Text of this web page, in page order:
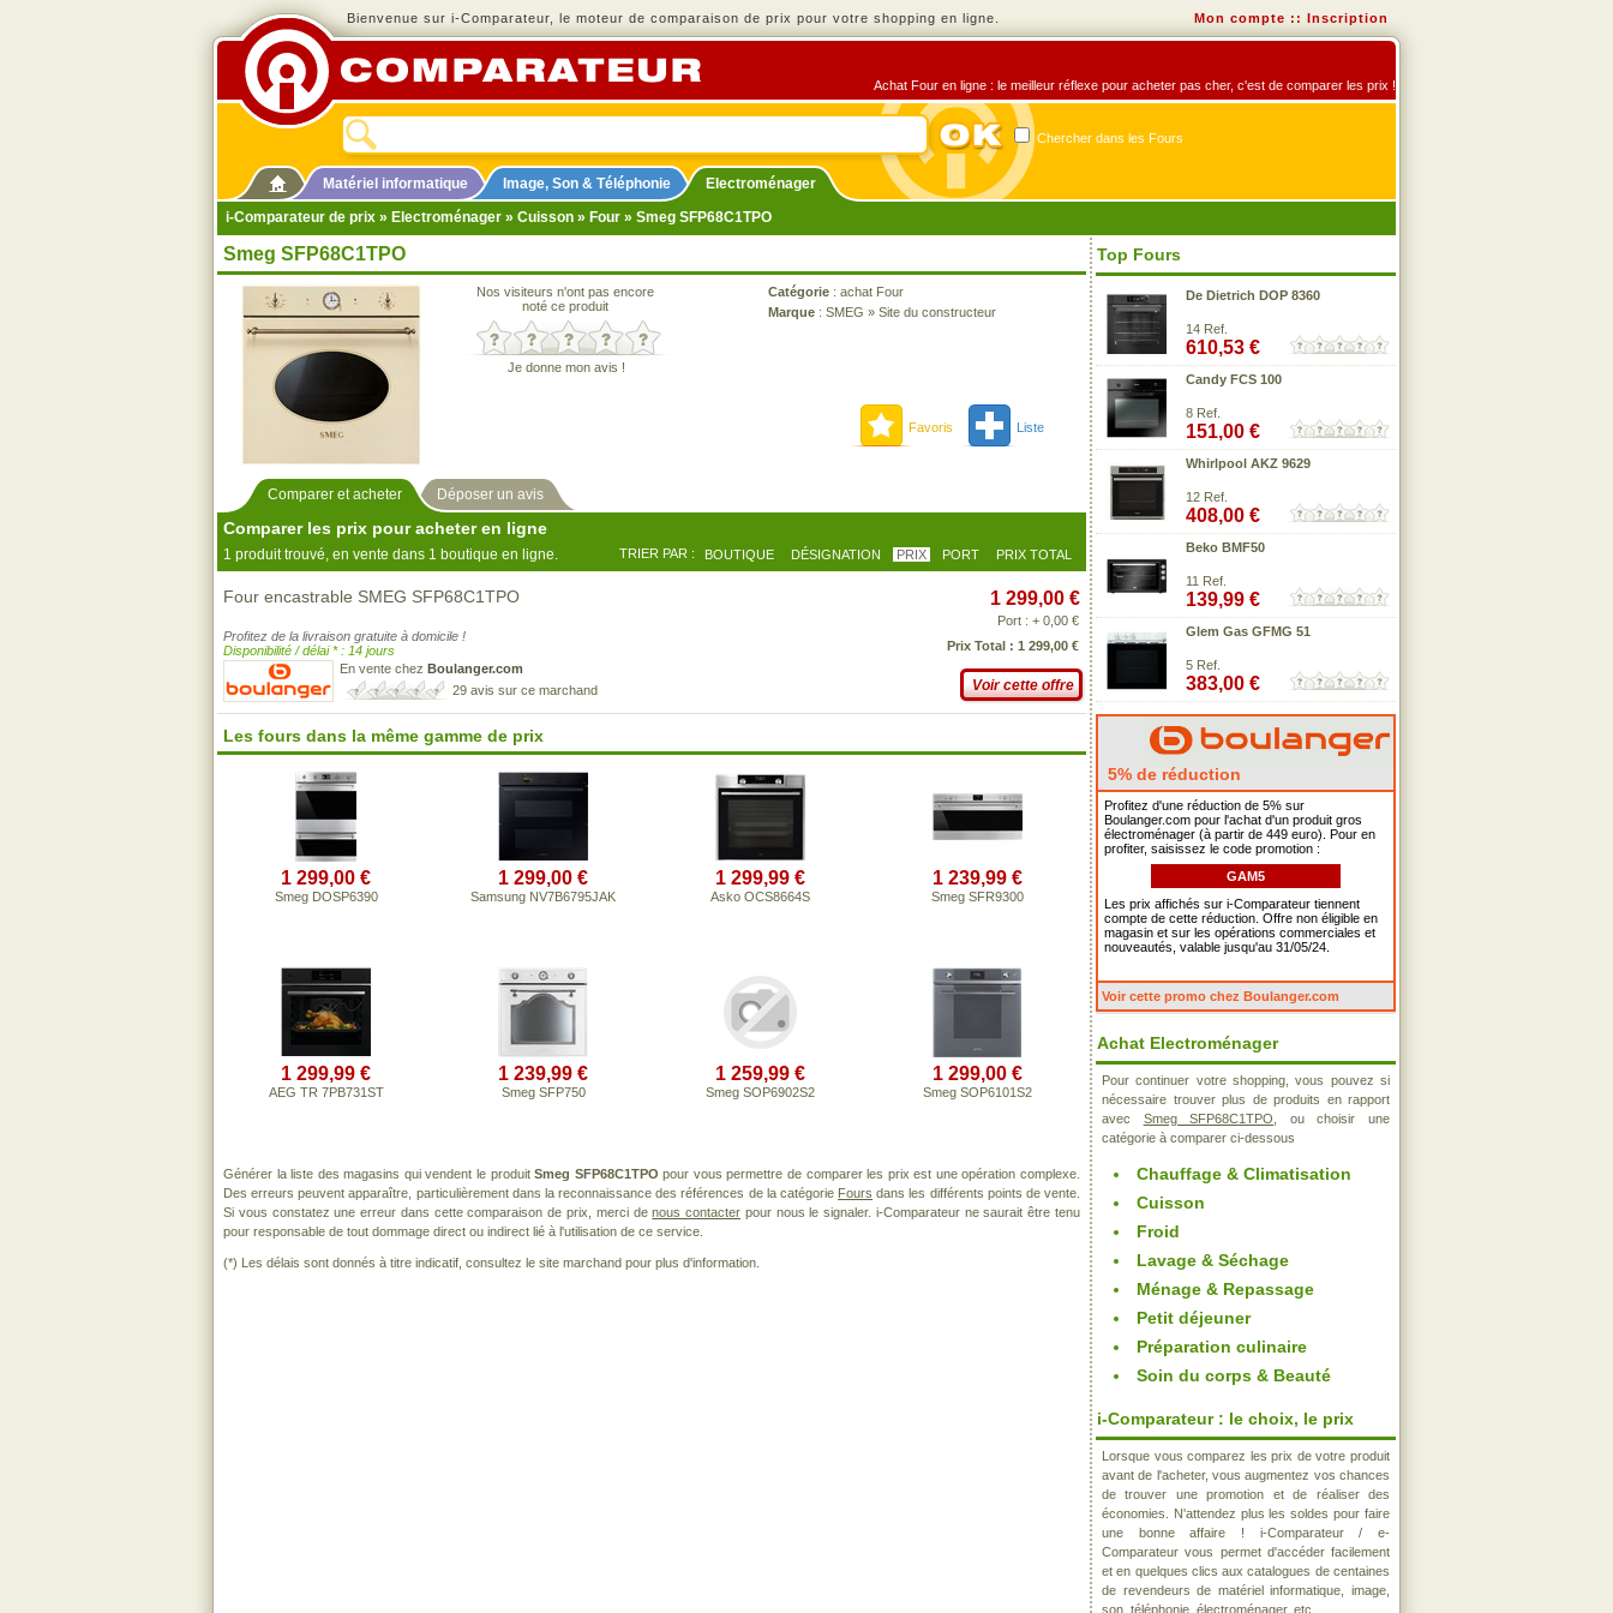
Bienvenue sur i-Comparateur, le moteur de comparaison de prix pour votre shopping en ligne. Mon compte :: Inscription
Achat Four en ligne : le meilleur réflexe pour acheter pas cher, c'est de comparer les prix !
Chercher dans les Fours
Matériel informatique Image, Son & Téléphonie
Electroménager
i-Comparateur de prix » Electroménager » Cuisson » Four » Smeg SFP68C1TPO
Smeg SFP68C1TPO
Nos visiteurs n'ont pas encore
noté ce produit
Je donne mon avis !
Catégorie : achat Four
Marque : SMEG » Site du constructeur
Favoris Liste
Comparer et acheter Déposer un avis
Comparer les prix pour acheter en ligne
1 produit trouvé, en vente dans 1 boutique en ligne. TRIER PAR : BOUTIQUE DÉSIGNATION PRIX PORT PRIX TOTAL
Four encastrable SMEG SFP68C1TPO
Profitez de la livraison gratuite à domicile !
Disponibilité / délai * : 14 jours
En vente chez Boulanger.com
29 avis sur ce marchand
1 299,00 €
Port : + 0,00 €
Prix Total : 1 299,00 €
Voir cette offre
Les fours dans la même gamme de prix
1 299,00 €
Smeg DOSP6390
1 299,00 €
Samsung NV7B6795JAK
1 299,99 €
Asko OCS8664S
1 239,99 €
Smeg SFR9300
1 299,99 €
AEG TR 7PB731ST
1 239,99 €
Smeg SFP750
1 259,99 €
Smeg SOP6902S2
1 299,00 €
Smeg SOP6101S2
Générer la liste des magasins qui vendent le produitSmeg SFP68C1TPO pour vous permettre de comparer les prix est une opération complexe.
Des erreurs peuvent apparaître, particulièrement dans la reconnaissance des références de la catégorie Fours dans les différents points de vente.
Si vous constatez une erreur dans cette comparaison de prix, merci denous contacter pour nous le signaler. i-Comparateur ne saurait être tenu
pour responsable de tout dommage direct ou indirect lié à l'utilisation de ce service.
(*) Les délais sont donnés à titre indicatif, consultez le site marchand pour plus d'information.
Top Fours
De Dietrich DOP 8360
14 Ref.
610,53 €
Candy FCS 100
8 Ref.
151,00 €
Whirlpool AKZ 9629
12 Ref.
408,00 €
Beko BMF50
11 Ref.
139,99 €
Glem Gas GFMG 51
5 Ref.
383,00 €
5% de réduction
Profitez d'une réduction de 5% sur
Boulanger.com pour l'achat d'un produit gros
électroménager (à partir de 449 euro). Pour en
profiter, saisissez le code promotion :
GAM5
Les prix affichés sur i-Comparateur tiennent
compte de cette réduction. Offre non éligible en
magasin et sur les opérations commerciales et
nouveautés, valable jusqu'au 31/05/24.
Voir cette promo chez Boulanger.com
Achat Electroménager
Pour continuer votre shopping, vous pouvez si
nécessaire trouver plus de produits en rapport
avec Smeg SFP68C1TPO
, ou choisir une
catégorie à comparer ci-dessous
Chauffage & Climatisation
Cuisson
Froid
Lavage & Séchage
Ménage & Repassage
Petit déjeuner
Préparation culinaire
Soin du corps & Beauté
i-Comparateur : le choix, le prix
Lorsque vous comparez les prix de votre produit
avant de l'acheter, vous augmentez vos chances
de trouver une promotion et de réaliser des
économies. N'attendez plus les soldes pour faire
une bonne affaire ! i-Comparateur / e-
Comparateur vous permet d'accéder facilement
et en quelques clics aux catalogues de centaines
de revendeurs de matériel informatique, image,
son, téléphonie, électroménager, etc..